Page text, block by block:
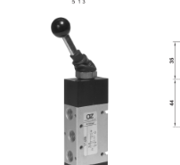
NIP: PL 884 282 31 43
KRS: 0001073679
+48 732 527 128